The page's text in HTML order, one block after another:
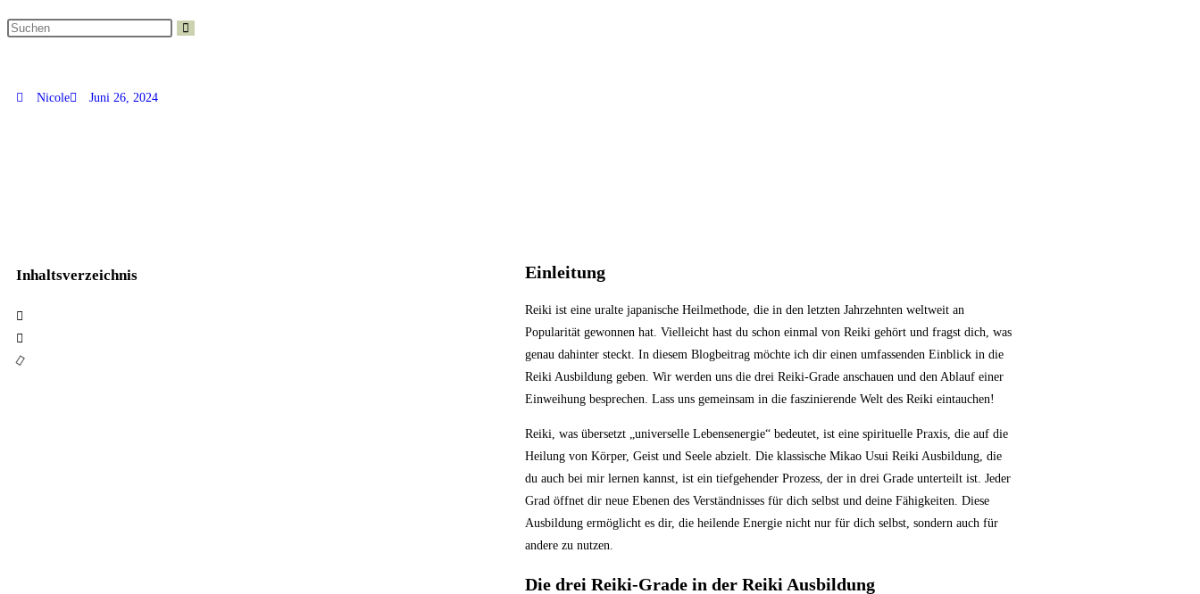
Nicole Juni 26, 2024
Inhaltsverzeichnis Einleitung
Reiki ist eine uralte japanische Heilmethode, die in den letzten Jahrzehnten weltweit an
Popularität gewonnen hat. Vielleicht hast du schon einmal von Reiki gehört und fragst dich, was
genau dahinter steckt. In diesem Blogbeitrag möchte ich dir einen umfassenden Einblick in die
Reiki Ausbildung geben. Wir werden uns die drei Reiki-Grade anschauen und den Ablauf einer
Einweihung besprechen. Lass uns gemeinsam in die faszinierende Welt des Reiki eintauchen!
Reiki, was übersetzt „universelle Lebensenergie“ bedeutet, ist eine spirituelle Praxis, die auf die
Heilung von Körper, Geist und Seele abzielt. Die klassische Mikao Usui Reiki Ausbildung, die
du auch bei mir lernen kannst, ist ein tiefgehender Prozess, der in drei Grade unterteilt ist. Jeder
Grad öffnet dir neue Ebenen des Verständnisses für dich selbst und deine Fähigkeiten. Diese
Ausbildung ermöglicht es dir, die heilende Energie nicht nur für dich selbst, sondern auch für
andere zu nutzen.
Die drei Reiki-Grade in der Reiki Ausbildung